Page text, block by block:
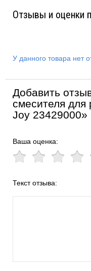
Отзывы и оценки
У данного товара нет
Добавить
смесителя для
Joy 23429000»
Ваша оценка:
Текст отзыва: